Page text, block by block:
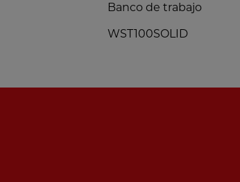
Banco de trabajo
WST100SOLID